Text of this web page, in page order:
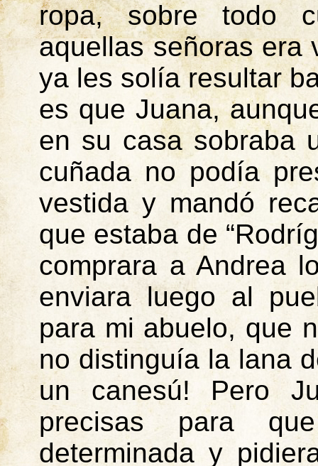
ropa, sobre todo
aquellas señoras era
ya les solía resultar
es que Juana,
en su casa sobraba
cuñada no podía
vestida y mandó
que estaba de
comprara a Andrea
enviara luego al
para mi abuelo, que
no distinguía la lana
un canesú! Pero
precisas para
determinada y